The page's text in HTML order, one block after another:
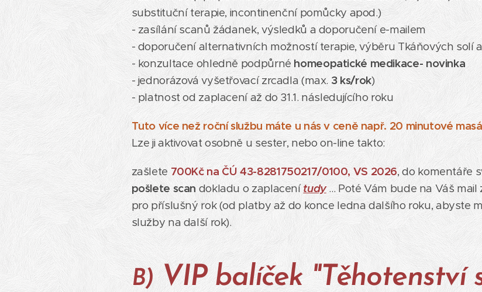
substituční terapie, incontinenční pomůcky apod.)
- zasílání scanů žádanek, výsledků a doporučení e-mailem
- doporučení alternativních možností terapie, výběru Tkáňových solí
- konzultace ohledně podpůrné homeopatické medikace- novinka
- jednorázová vyšetřovací zrcadla (max. 3 ks/rok)
- platnost od zaplacení až do 31.1. následujícího roku
Tuto více než roční službu máte u nás v ceně např. 20 minutové
Lze ji aktivovat osobně u sester, nebo on-line takto:
zašlete 700Kč na ČÚ 43-8281750217/0100, VS 2026, do komentáře
pošlete scan dokladu o zaplacenítudy... Poté Vám bude na Váš
pro příslušný rok (od platby až do konce ledna dalšího roku, abyste
služby na další rok).
B) VIP balíček "Těhotenství